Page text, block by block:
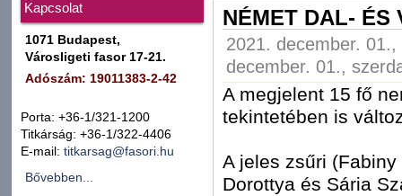
Kapcsolat
1071 Budapest,
Városligeti fasor 17-21.
Adószám: 19011383-2-42
Porta: +36-1/321-1200
Titkárság: +36-1/322-4406
E-mail: titkarsag@fasori.hu
Bővebben...
NÉMET DAL- ÉS
2021. december.
december. 01.,
A megjelent 15 fő
tekintetében is
A jeles zsűri
Dorottya és Sária